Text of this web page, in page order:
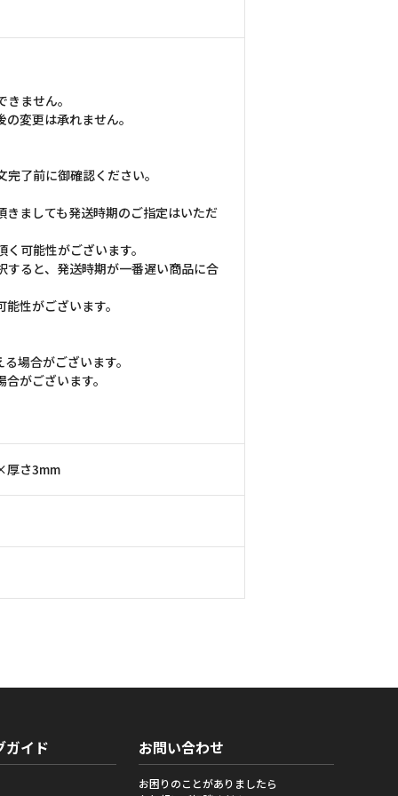
ません。
変更は承れません。
了前に御確認ください。
ましても発送時期のご指定はいただ
可能性がございます。
ると、発送時期が一番遅い商品に合
性がございます。
場合がございます。
がございます。
厚さ3mm
ガイド お問い合わせ
お困りのことがありましたら